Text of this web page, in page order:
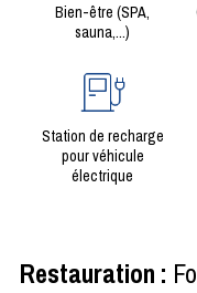
Bien-être (SPA,
sauna,...)
Station de recharge
pour véhicule
électrique
Restauration :